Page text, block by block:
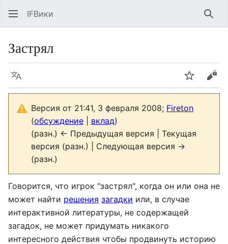
IFВики
Застрял
Язык Следить
Версия от 21:41, 3 февраля 2008; Fireton
(обсуждение вклад)
(разн.) ← Предыдущая версия | Текущая
версия (разн.) | Следующая версия →
(разн.)
Говорится, что игрок "застрял", когда он или она не
может найти решения загадки или, в случае
интерактивной литературы, не содержащей
загадок, не может придумать никакого
интересного действия чтобы продвинуть историю